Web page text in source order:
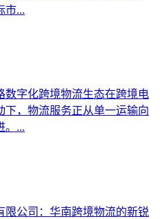
市...
数字化跨境物流生态在跨境电
下，物流服务正从单一运输向
。...
限公司：华南跨境物流的新锐